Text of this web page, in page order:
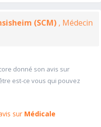
(SCM) , Médecin
donné son avis sur
est-ce vous qui pouvez
sur Médicale